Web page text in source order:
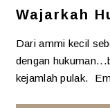
Wajarkah
Dari ammi kecil
dengan
kejamlah pulak.